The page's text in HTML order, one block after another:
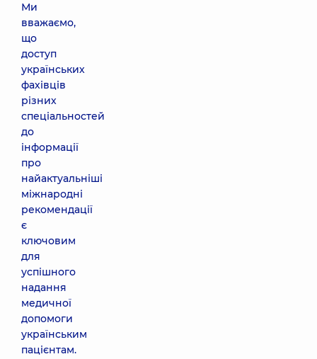
Ми
вважаємо,
що
доступ
українських
фахівців
різних
спеціальностей
до
інформації
про
найактуальніші
міжнародні
рекомендації
є
ключовим
для
успішного
надання
медичної
допомоги
українським
пацієнтам.